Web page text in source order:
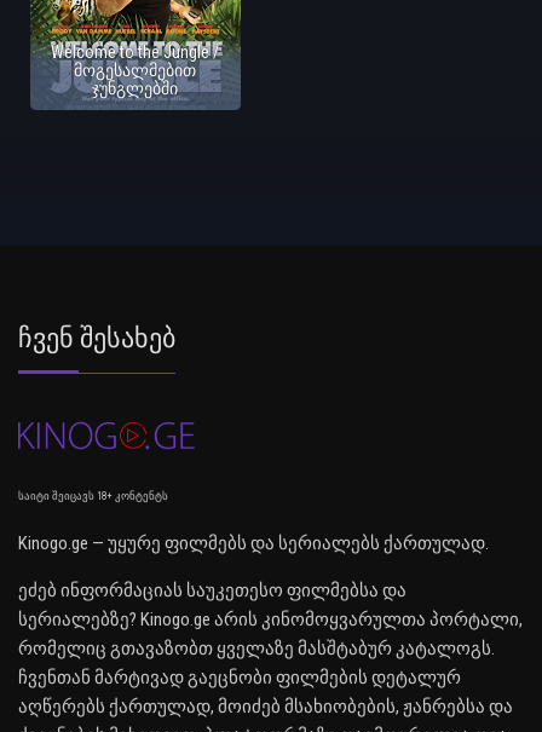
Welcome to the Jungle /
მოგესალმებით
ჯუნგლებში
Ჩვენ Შესახებ
საიტი შეიცავს 18+ კონტენტს
Kinogo.ge — უყურე ფილმებს და სერიალებს ქართულად.
ეძებ ინფორმაციას საუკეთესო ფილმებსა და
სერიალებზე? Kinogo.ge არის კინომოყვარულთა პორტალი,
რომელიც გთავაზობთ ყველაზე მასშტაბურ კატალოგს.
ჩვენთან მარტივად გაეცნობი ფილმების დეტალურ
აღწერებს ქართულად, მოიძებ მსახიობების, ჟანრებსა და